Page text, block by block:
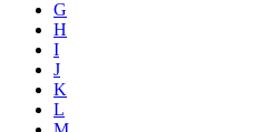
G
H
I
J
K
L